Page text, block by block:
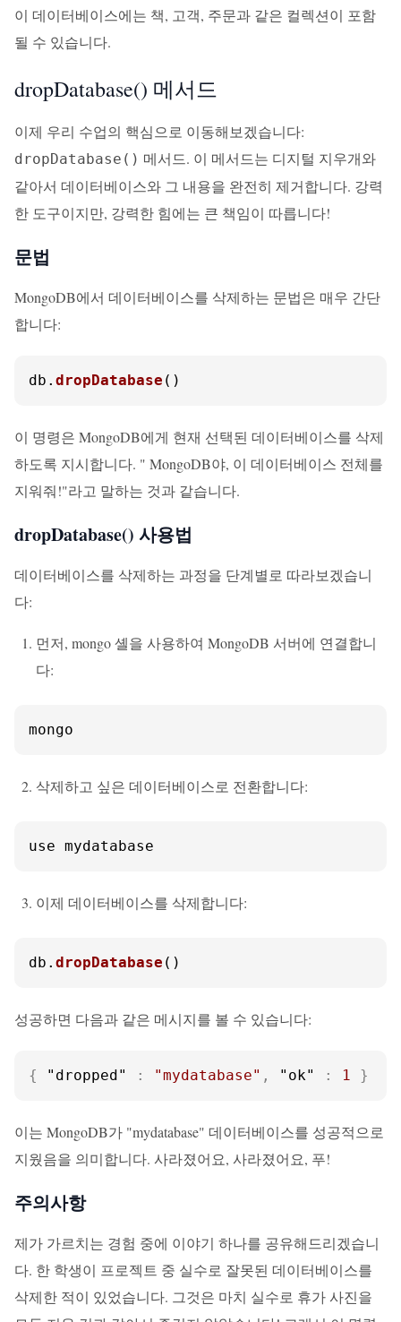
이 데이터베이스에는 책, 고객, 주문과 같은 컬렉션이 포함
될 수 있습니다.
dropDatabase() 메서드
이제 우리 수업의 핵심으로 이동해보겠습니다:
dropDatabase() 메서드. 이 메서드는 디지털 지우개와
같아서 데이터베이스와 그 내용을 완전히 제거합니다. 강력
한 도구이지만, 강력한 힘에는 큰 책임이 따릅니다!
문법
MongoDB에서 데이터베이스를 삭제하는 문법은 매우 간단
합니다:
db. dropDatabase ()
이 명령은 MongoDB에게 현재 선택된 데이터베이스를 삭제
하도록 지시합니다. " MongoDB야, 이 데이터베이스 전체를
지워줘!"라고 말하는 것과 같습니다.
dropDatabase() 사용법
데이터베이스를 삭제하는 과정을 단계별로 따라보겠습니
다:
먼저, mongo 셸을 사용하여 MongoDB 서버에 연결합니
다:
mongo
삭제하고 싶은 데이터베이스로 전환합니다:
use mydatabase
이제 데이터베이스를 삭제합니다:
db. dropDatabase ()
성공하면 다음과 같은 메시지를 볼 수 있습니다:
{ "dropped" : "mydatabase" , "ok" : 1 }
이는 MongoDB가 "mydatabase" 데이터베이스를 성공적으로
지웠음을 의미합니다. 사라졌어요, 사라졌어요, 푸!
주의사항
제가 가르치는 경험 중에 이야기 하나를 공유해드리겠습니
다. 한 학생이 프로젝트 중 실수로 잘못된 데이터베이스를
삭제한 적이 있었습니다. 그것은 마치 실수로 휴가 사진을